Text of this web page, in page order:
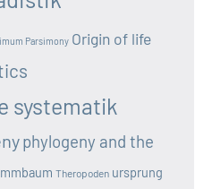
Parsimony Origin of life
systematik
phylogeny and the
Theropoden ursprung